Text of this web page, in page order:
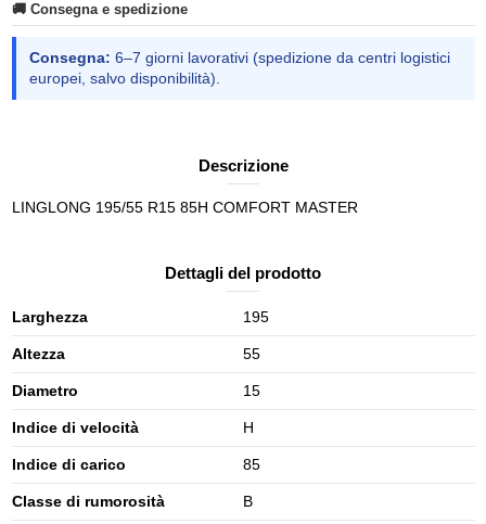
🚚 Consegna e spedizione
Consegna: 6–7 giorni lavorativi (spedizione da centri logistici
europei, salvo disponibilità).
Descrizione
LINGLONG 195/55 R15 85H COMFORT MASTER
Dettagli del prodotto
Larghezza 195
Altezza 55
Diametro 15
Indice di velocità H
Indice di carico 85
Classe di rumorosità B